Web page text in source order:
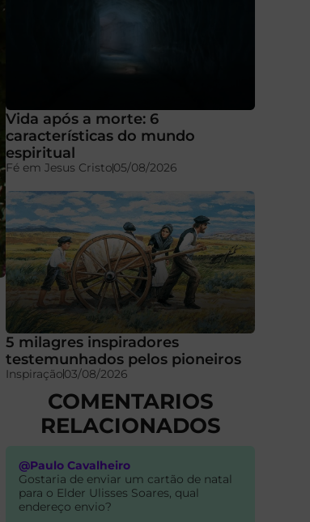
Vida após a morte: 6
características do mundo
espiritual
Fé em Jesus Cristo05/08/2026
5 milagres inspiradores
testemunhados pelos pioneiros
Inspiração03/08/2026
COMENTARIOS
RELACIONADOS
@Paulo Cavalheiro
Gostaria de enviar um cartão de natal
para o Elder Ulisses Soares, qual
endereço envio?